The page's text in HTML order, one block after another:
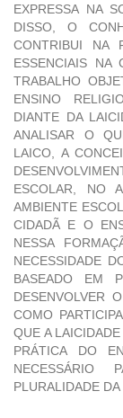
EXPRESSA NA
DISSO, O
CONTRIBUI NA
ESSENCIAIS NA
TRABALHO
ENSINO
DIANTE DA
ANALISAR O
LAICO, A
ESCOLAR, NO
AMBIENTE
CIDADÃ E O
NESSA
NECESSIDADE
BASEADO EM
DESENVOLVER
COMO
QUE A
PRÁTICA DO
NECESSÁRIO
PLURALIDADE